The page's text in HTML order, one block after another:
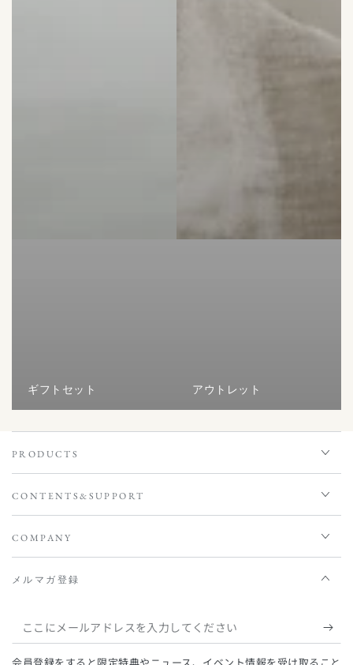
ギフトセット アウトレット
PRODUCTS
CONTENTS&SUPPORT
COMPANY
メルマガ登録
こ
こ